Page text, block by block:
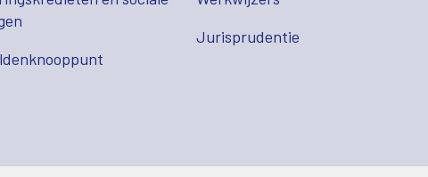
Jurisprudentie